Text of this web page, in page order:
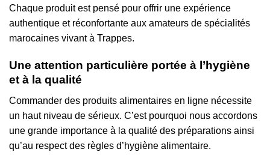
Chaque produit est pensé pour offrir une expérience
authentique et réconfortante aux amateurs de spécialités
marocaines vivant à Trappes.
Une attention particulière portée à l’hygiène
et à la qualité
Commander des produits alimentaires en ligne nécessite
un haut niveau de sérieux. C’est pourquoi nous accordons
une grande importance à la qualité des préparations ainsi
qu’au respect des règles d’hygiène alimentaire.